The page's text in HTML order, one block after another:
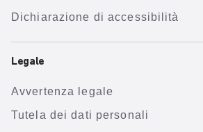
Dichiarazione di accessibilità
Legale
Avvertenza legale
Tutela dei dati personali